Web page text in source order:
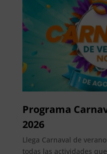
Programa
2026
Llega Carnaval de
todas las actividades